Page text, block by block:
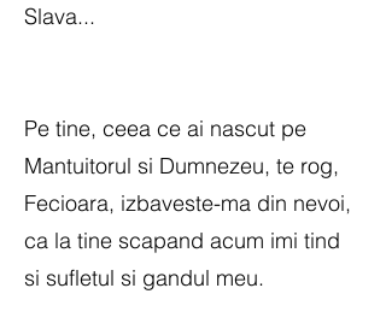
Slava...
Pe tine, ceea ce ai nascut pe
Mantuitorul si Dumnezeu, te rog,
Fecioara, izbaveste-ma din nevoi,
ca la tine scapand acum imi tind
si sufletul si gandul meu.